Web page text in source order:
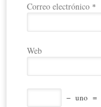
Correo electrónico *
Web
− uno =